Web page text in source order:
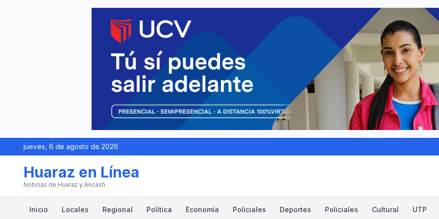
jueves, 6 de agosto de 2026
Huaraz en Línea
Noticias de Huaraz y Áncash
Inicio Locales Regional Política Economía Policiales Deportes Policiales Cultural UTP